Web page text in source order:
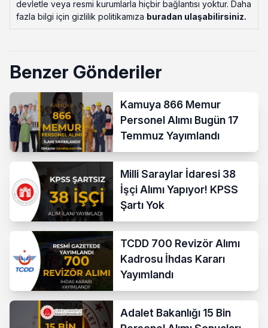
devletle veya resmi kurumlarla hiçbir bağlantısı yoktur. Daha
fazla bilgi için gizlilik politikamıza buradan ulaşabilirsiniz.
Benzer Gönderiler
Kamuya 866 Memur
Personel Alımı Bugün 17
Temmuz Yayımlandı
Milli Saraylar İdaresi 38
İşçi Alımı Yapıyor! KPSS
Şartı Yok
TCDD 700 Revizör Alımı
Kadrosu İhdas Kararı
Yayımlandı
Adalet Bakanlığı 15 Bin